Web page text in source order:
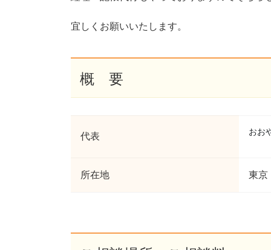
宜しくお願いいたします。
概 要
代表 おお
所在地 東京